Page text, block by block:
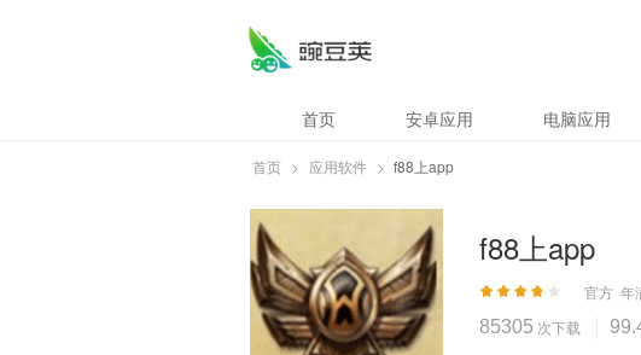
首页 安卓应用 电脑应用
首页 > 应用软件 > f88上app
f88上app
官方 年
85305 次下载